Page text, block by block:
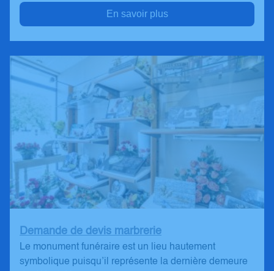
En savoir plus
Demande de devis marbrerie
Le monument funéraire est un lieu hautement
symbolique puisqu’il représente la dernière demeure